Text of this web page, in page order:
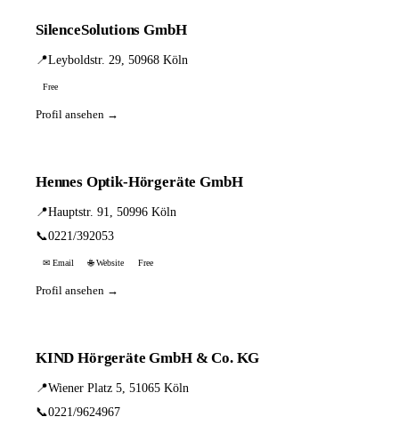
SilenceSolutions GmbH
📍Leyboldstr. 29, 50968 Köln
Free
Profil ansehen →
Hennes Optik-Hörgeräte GmbH
📍Hauptstr. 91, 50996 Köln
📞0221/392053
✉ Email 🌐 Website Free
Profil ansehen →
KIND Hörgeräte GmbH & Co. KG
📍Wiener Platz 5, 51065 Köln
📞0221/9624967